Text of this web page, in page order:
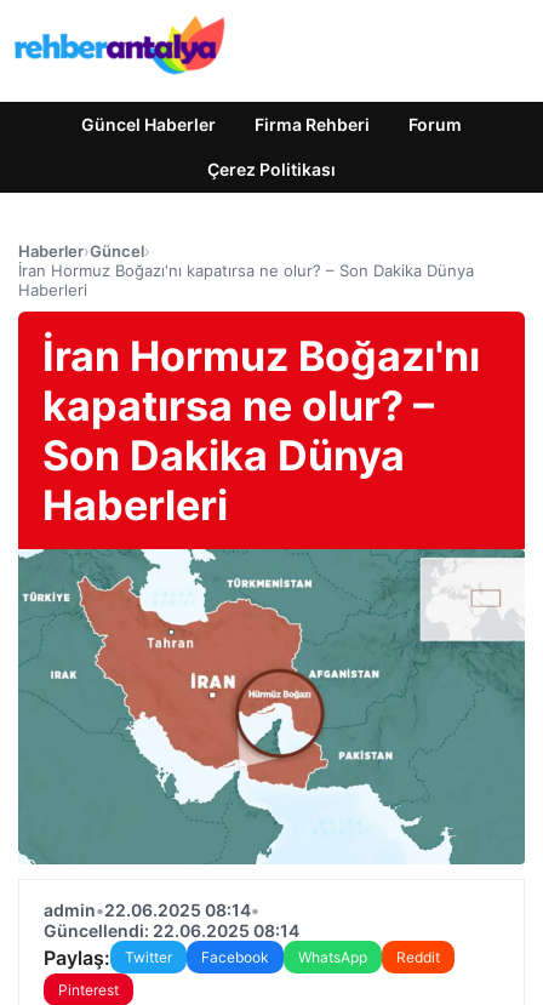
Güncel Haberler Firma Rehberi Forum
Çerez Politikası
Haberler›Güncel›
İran Hormuz Boğazı'nı kapatırsa ne olur? – Son Dakika Dünya
Haberleri
İran Hormuz Boğazı'nı
kapatırsa ne olur? –
Son Dakika Dünya
Haberleri
admin•22.06.2025 08:14•
Güncellendi: 22.06.2025 08:14
Paylaş: Twitter Facebook WhatsApp
Reddit
Pinterest